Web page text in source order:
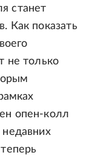
станет
Как показать
не только
опен-колл